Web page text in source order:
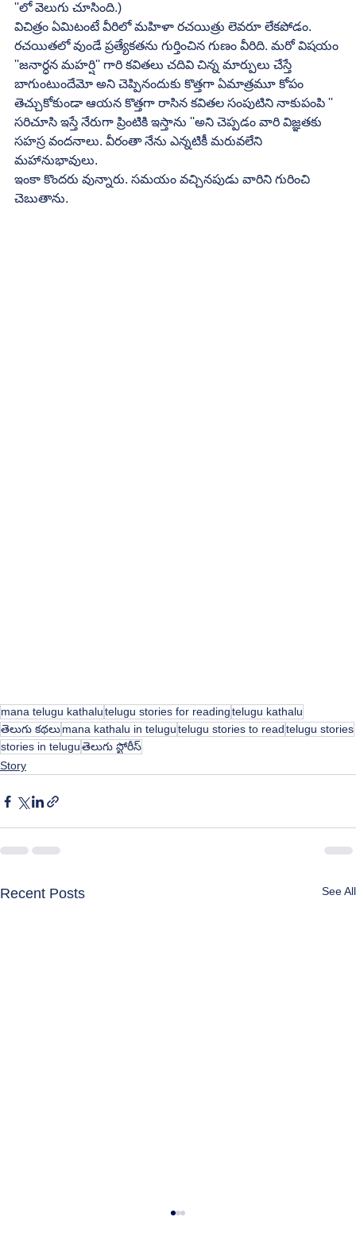
''లో వెలుగు చూసింది.)
విచిత్రం ఏమిటంటే వీరిలో మహిళా రచయిత్రు లెవరూ లేకపోడం.
రచయితలో వుండే ప్రత్యేకతను గుర్తించిన గుణం వీరిది. మరో విషయం
''జనార్ధన మహర్షి'' గారి కవితలు చదివి చిన్న మార్పులు చేస్తే
బాగుంటుందేమో అని చెప్పినందుకు కొత్తగా ఏమాత్రమూ కోపం
తెచ్చుకోకుండా ఆయన కొత్తగా రాసిన కవితల సంపుటిని నాకుపంపి ''
సరిచూసి ఇస్తే నేరుగా ప్రింటికి ఇస్తాను ''అని చెప్పడం వారి విజ్ఞతకు
సహస్ర వందనాలు. వీరంతా నేను ఎన్నటికీ మరువలేని
మహానుభావులు.
ఇంకా కొందరు వున్నారు. సమయం వచ్చినపుడు వారిని గురించి
చెబుతాను.
mana telugu kathalutelugu stories for readingtelugu kathalu
తెలుగు కథలుmana kathalu in telugutelugu stories to readtelugu stories
stories in teluguతెలుగు స్టోరీస్
Story
Recent Posts See All